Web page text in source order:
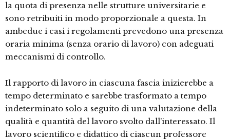
la quota di presenza nelle strutture universitarie e
sono retribuiti in modo proporzionale a questa. In
ambedue i casi i regolamenti prevedono una presenza
oraria minima (senza orario di lavoro) con adeguati
meccanismi di controllo.
Il rapporto di lavoro in ciascuna fascia inizierebbe a
tempo determinato e sarebbe trasformato a tempo
indeterminato solo a seguito di una valutazione della
qualità e quantità del lavoro svolto dall’interessato. Il
lavoro scientifico e didattico di ciascun professore